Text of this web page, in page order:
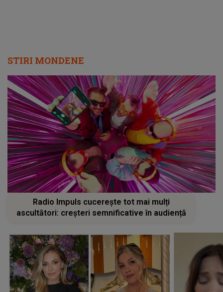
STIRI MONDENE
Radio Impuls cucerește tot mai mulți
ascultători: creșteri semnificative în audiență